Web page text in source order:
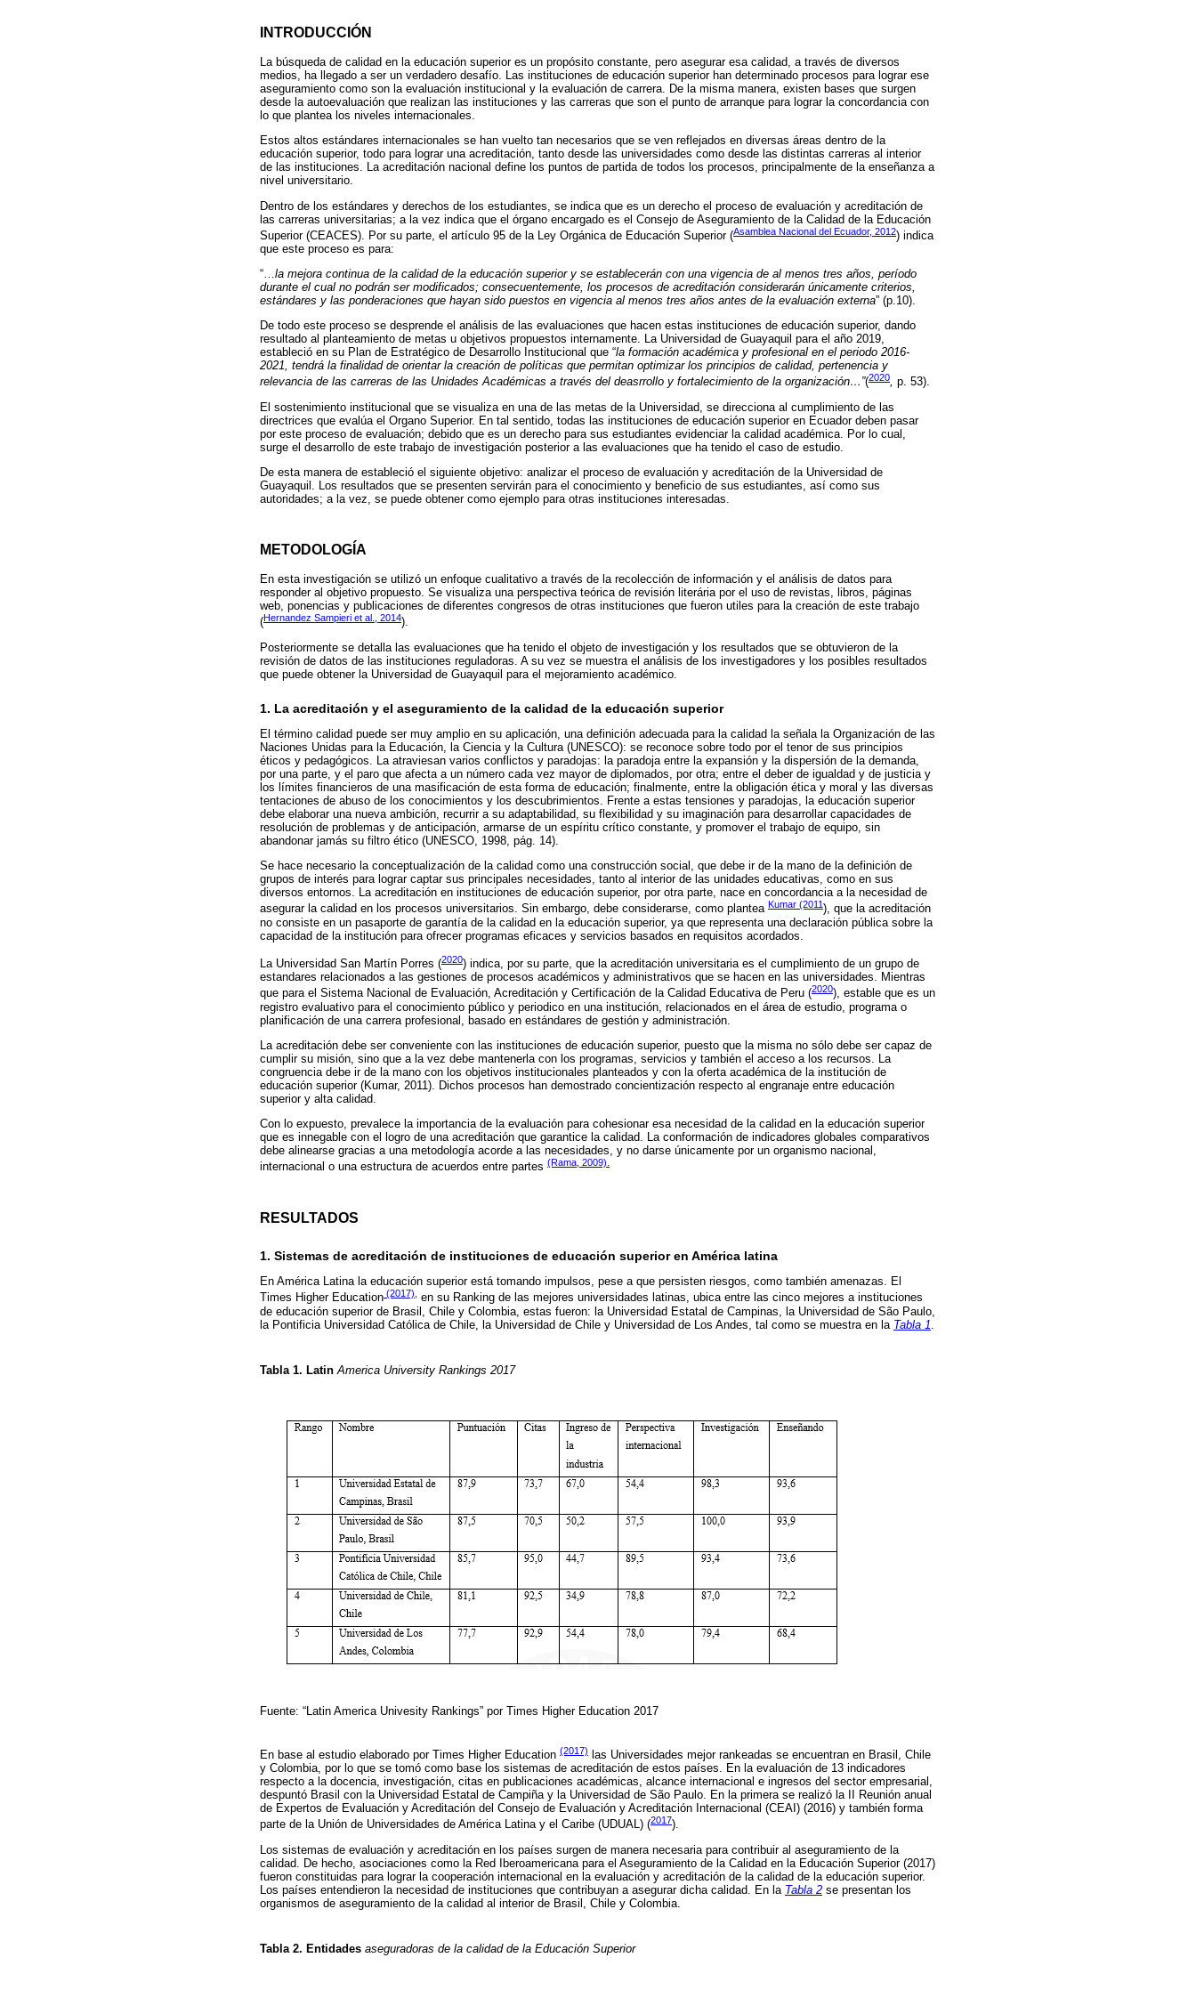
INTRODUCCIÓN
La búsqueda de calidad en la educación superior es un propósito constante, pero asegurar esa calidad, a través de diversos
medios, ha llegado a ser un verdadero desafío. Las instituciones de educación superior han determinado procesos para lograr ese
aseguramiento como son la evaluación institucional y la evaluación de carrera. De la misma manera, existen bases que surgen
desde la autoevaluación que realizan las instituciones y las carreras que son el punto de arranque para lograr la concordancia con
lo que plantea los niveles internacionales.
Estos altos estándares internacionales se han vuelto tan necesarios que se ven reflejados en diversas áreas dentro de la
educación superior, todo para lograr una acreditación, tanto desde las universidades como desde las distintas carreras al interior
de las instituciones. La acreditación nacional define los puntos de partida de todos los procesos, principalmente de la enseñanza a
nivel universitario.
Dentro de los estándares y derechos de los estudiantes, se indica que es un derecho el proceso de evaluación y acreditación de
las carreras universitarias; a la vez indica que el órgano encargado es el Consejo de Aseguramiento de la Calidad de la Educación
Superior (CEACES). Por su parte, el artículo 95 de la Ley Orgánica de Educación Superior (Asamblea Nacional del Ecuador, 2012) indica
que este proceso es para:
“…la mejora continua de la calidad de la educación superior y se establecerán con una vigencia de al menos tres años, período
durante el cual no podrán ser modificados; consecuentemente, los procesos de acreditación considerarán únicamente criterios,
estándares y las ponderaciones que hayan sido puestos en vigencia al menos tres años antes de la evaluación externa” (p.10).
De todo este proceso se desprende el análisis de las evaluaciones que hacen estas instituciones de educación superior, dando
resultado al planteamiento de metas u objetivos propuestos internamente. La Universidad de Guayaquil para el año 2019,
estableció en su Plan de Estratégico de Desarrollo Institucional que “la formación académica y profesional en el periodo 2016-
2021, tendrá la finalidad de orientar la creación de políticas que permitan optimizar los principios de calidad, pertenencia y
relevancia de las carreras de las Unidades Académicas a través del deasrrollo y fortalecimiento de la organización…”(2020, p. 53).
El sostenimiento institucional que se visualiza en una de las metas de la Universidad, se direcciona al cumplimiento de las
directrices que evalúa el Organo Superior. En tal sentido, todas las instituciones de educación superior en Ecuador deben pasar
por este proceso de evaluación; debido que es un derecho para sus estudiantes evidenciar la calidad académica. Por lo cual,
surge el desarrollo de este trabajo de investigación posterior a las evaluaciones que ha tenido el caso de estudio.
De esta manera de estableció el siguiente objetivo: analizar el proceso de evaluación y acreditación de la Universidad de
Guayaquil. Los resultados que se presenten servirán para el conocimiento y beneficio de sus estudiantes, así como sus
autoridades; a la vez, se puede obtener como ejemplo para otras instituciones interesadas.
METODOLOGÍA
En esta investigación se utilizó un enfoque cualitativo a través de la recolección de información y el análisis de datos para
responder al objetivo propuesto. Se visualiza una perspectiva teórica de revisión literária por el uso de revistas, libros, páginas
web, ponencias y publicaciones de diferentes congresos de otras instituciones que fueron utiles para la creación de este trabajo
(Hernandez Sampieri et al., 2014).
Posteriormente se detalla las evaluaciones que ha tenido el objeto de investigación y los resultados que se obtuvieron de la
revisión de datos de las instituciones reguladoras. A su vez se muestra el análisis de los investigadores y los posibles resultados
que puede obtener la Universidad de Guayaquil para el mejoramiento académico.
1. La acreditación y el aseguramiento de la calidad de la educación superior
El término calidad puede ser muy amplio en su aplicación, una definición adecuada para la calidad la señala la Organización de las
Naciones Unidas para la Educación, la Ciencia y la Cultura (UNESCO): se reconoce sobre todo por el tenor de sus principios
éticos y pedagógicos. La atraviesan varios conflictos y paradojas: la paradoja entre la expansión y la dispersión de la demanda,
por una parte, y el paro que afecta a un número cada vez mayor de diplomados, por otra; entre el deber de igualdad y de justicia y
los límites financieros de una masificación de esta forma de educación; finalmente, entre la obligación ética y moral y las diversas
tentaciones de abuso de los conocimientos y los descubrimientos. Frente a estas tensiones y paradojas, la educación superior
debe elaborar una nueva ambición, recurrir a su adaptabilidad, su flexibilidad y su imaginación para desarrollar capacidades de
resolución de problemas y de anticipación, armarse de un espíritu crítico constante, y promover el trabajo de equipo, sin
abandonar jamás su filtro ético (UNESCO, 1998, pág. 14).
Se hace necesario la conceptualización de la calidad como una construcción social, que debe ir de la mano de la definición de
grupos de interés para lograr captar sus principales necesidades, tanto al interior de las unidades educativas, como en sus
diversos entornos. La acreditación en instituciones de educación superior, por otra parte, nace en concordancia a la necesidad de
asegurar la calidad en los procesos universitarios. Sin embargo, debe considerarse, como plantea Kumar (2011), que la acreditación
no consiste en un pasaporte de garantía de la calidad en la educación superior, ya que representa una declaración pública sobre la
capacidad de la institución para ofrecer programas eficaces y servicios basados en requisitos acordados.
La Universidad San Martín Porres (2020) indica, por su parte, que la acreditación universitaria es el cumplimiento de un grupo de
estandares relacionados a las gestiones de procesos académicos y administrativos que se hacen en las universidades. Mientras
que para el Sistema Nacional de Evaluación, Acreditación y Certificación de la Calidad Educativa de Peru (2020), estable que es un
registro evaluativo para el conocimiento público y periodico en una institución, relacionados en el área de estudio, programa o
planificación de una carrera profesional, basado en estándares de gestión y administración.
La acreditación debe ser conveniente con las instituciones de educación superior, puesto que la misma no sólo debe ser capaz de
cumplir su misión, sino que a la vez debe mantenerla con los programas, servicios y también el acceso a los recursos. La
congruencia debe ir de la mano con los objetivos institucionales planteados y con la oferta académica de la institución de
educación superior (Kumar, 2011). Dichos procesos han demostrado concientización respecto al engranaje entre educación
superior y alta calidad.
Con lo expuesto, prevalece la importancia de la evaluación para cohesionar esa necesidad de la calidad en la educación superior
que es innegable con el logro de una acreditación que garantice la calidad. La conformación de indicadores globales comparativos
debe alinearse gracias a una metodología acorde a las necesidades, y no darse únicamente por un organismo nacional,
internacional o una estructura de acuerdos entre partes (Rama, 2009).
RESULTADOS
1. Sistemas de acreditación de instituciones de educación superior en América latina
En América Latina la educación superior está tomando impulsos, pese a que persisten riesgos, como también amenazas. El
Times Higher Education (2017), en su Ranking de las mejores universidades latinas, ubica entre las cinco mejores a instituciones
de educación superior de Brasil, Chile y Colombia, estas fueron: la Universidad Estatal de Campinas, la Universidad de São Paulo,
la Pontificia Universidad Católica de Chile, la Universidad de Chile y Universidad de Los Andes, tal como se muestra en la Tabla 1
Tabla 1. LatinAmerica University Rankings 2017
Fuente: “Latin America Univesity Rankings” por Times Higher Education 2017
En base al estudio elaborado por Times Higher Education (2017)
las Universidades mejor rankeadas se encuentran en Brasil, Chile
y Colombia, por lo que se tomó como base los sistemas de acreditación de estos países. En la evaluación de 13 indicadores
respecto a la docencia, investigación, citas en publicaciones académicas, alcance internacional e ingresos del sector empresarial,
despuntó Brasil con la Universidad Estatal de Campiña y la Universidad de São Paulo. En la primera se realizó la II Reunión anual
de Expertos de Evaluación y Acreditación del Consejo de Evaluación y Acreditación Internacional (CEAI) (2016) y también forma
parte de la Unión de Universidades de América Latina y el Caribe (UDUAL) (2017).
Los sistemas de evaluación y acreditación en los países surgen de manera necesaria para contribuir al aseguramiento de la
calidad. De hecho, asociaciones como la Red Iberoamericana para el Aseguramiento de la Calidad en la Educación Superior (2017)
fueron constituidas para lograr la cooperación internacional en la evaluación y acreditación de la calidad de la educación superior.
Los países entendieron la necesidad de instituciones que contribuyan a asegurar dicha calidad. En la Tabla 2 se presentan los
organismos de aseguramiento de la calidad al interior de Brasil, Chile y Colombia.
Tabla 2. Entidades aseguradoras de la calidad de la Educación Superior